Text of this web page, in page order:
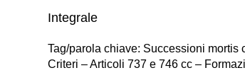
Integrale
Tag/parola chiave: Successioni
Criteri – Articoli 737 e 746 cc –